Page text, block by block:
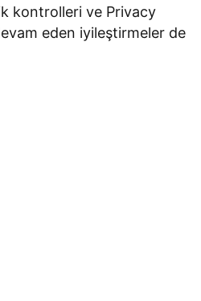
kontrolleri ve Privacy
eden iyileştirmeler de